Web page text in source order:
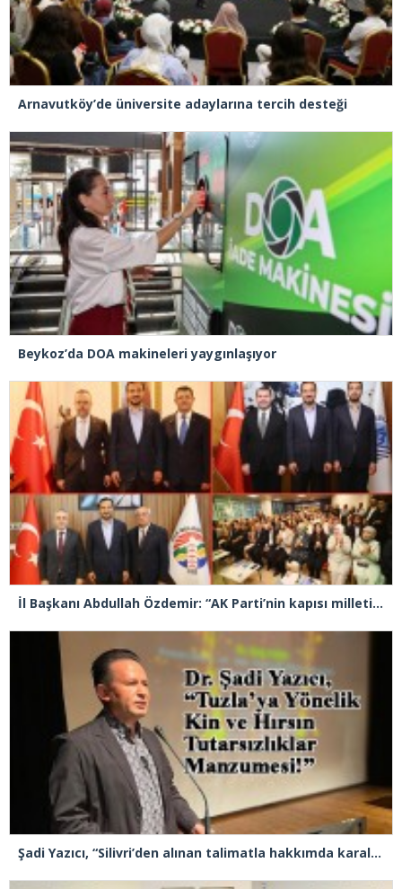
Arnavutköy’de üniversite adaylarına tercih desteği
Beykoz’da DOA makineleri yaygınlaşıyor
İl Başkanı Abdullah Özdemir: “AK Parti’nin kapısı milletine hizmet etmek isteyen herkese açıktır”
Şadi Yazıcı, “Silivri’den alınan talimatla hakkımda karalama kampanyası yürütülüyor”